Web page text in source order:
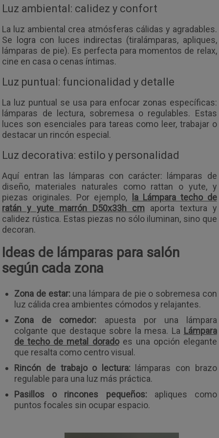
Luz ambiental: calidez y confort
La luz ambiental crea atmósferas cálidas y agradables.
Se logra con luces indirectas (tiralámparas, apliques,
lámparas de pie). Es perfecta para momentos de relax,
cine en casa o cenas íntimas.
Luz puntual: funcionalidad y detalle
La luz puntual se usa para enfocar zonas específicas:
lámparas de lectura, sobremesa o regulables. Estas
luces son esenciales para tareas como leer, trabajar o
destacar un rincón especial.
Luz decorativa: estilo y personalidad
Aquí entran las lámparas con carácter: lámparas de
diseño, materiales naturales como rattan o yute, y
piezas originales. Por ejemplo,
la Lámpara techo de
ratán y yute marrón D50x33h cmaporta textura y
calidez rústica. Estas piezas no sólo iluminan, sino que
decoran.
Ideas de lámparas para salón
según cada zona
Zona de estar:una lámpara de pie o sobremesa con
luz cálida crea ambientes cómodos y relajantes.
Zona de comedor: apuesta por una lámpara
colgante que destaque sobre la mesa. La Lámpara
de techo de metal doradoes una opción elegante
que resalta como centro visual.
Rincón de trabajo o lectura:lámparas con brazo
regulable para una luz más práctica.
Pasillos o rincones pequeños:apliques como
puntos focales sin ocupar espacio.